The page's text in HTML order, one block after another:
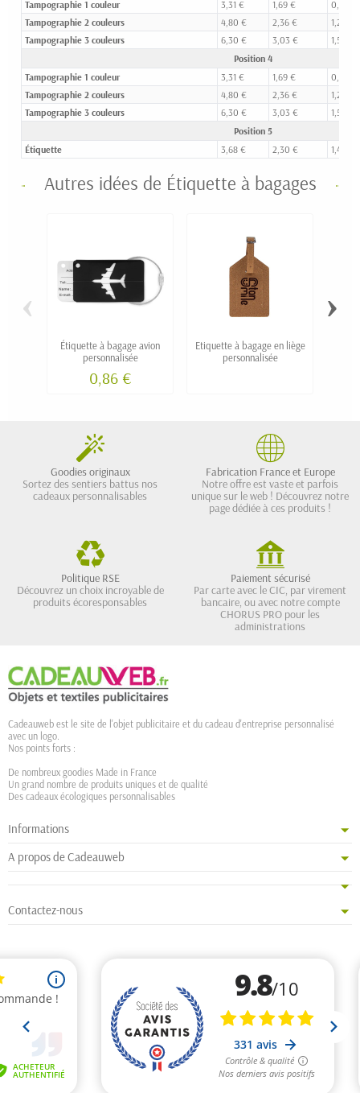
Tampographie 1 couleur
3,31 € 1,69 €
0,95 €
Tampographie 2 couleurs
4,80 € 2,36 €
1,26 €
Tampographie 3 couleurs
6,30 € 3,03 €
1,58 €
Position 4
Tampographie 1 couleur
3,31 € 1,69 €
0,95 €
Tampographie 2 couleurs
4,80 € 2,36 €
1,26 €
Tampographie 3 couleurs
6,30 € 3,03 €
1,58 €
Position 5
Étiquette
3,68 € 2,30 € 1,46 €
Autres idées de Étiquette à bagages
Étiquette à bagage avion
personnalisée
0,86 €
Etiquette à bagage en liège
personnalisée
‹ ›
Goodies originaux
Sortez des sentiers battus nos
cadeaux personnalisables
Fabrication France et Europe
Notre offre est vaste et parfois
unique sur le web ! Découvrez notre
page dédiée à ces produits !
Politique RSE
Découvrez un choix incroyable de
produits écoresponsables
Paiement sécurisé
Par carte avec le CIC, par virement
bancaire, ou avec notre compte
CHORUS PRO pour les
administrations
Cadeauweb est le site de l'objet publicitaire et du cadeau d'entreprise personnalisé
avec un logo.
Nos points forts :
De nombreux goodies Made in France
Un grand nombre de produits uniques et de qualité
Des cadeaux écologiques personnalisables
Informations
A propos de Cadeauweb
Contactez-nous